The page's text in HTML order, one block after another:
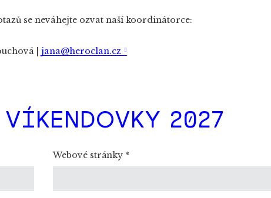
se neváhejte ozvat naší koordinátorce:
|jana@heroclan.cz
2027
Webové stránky *